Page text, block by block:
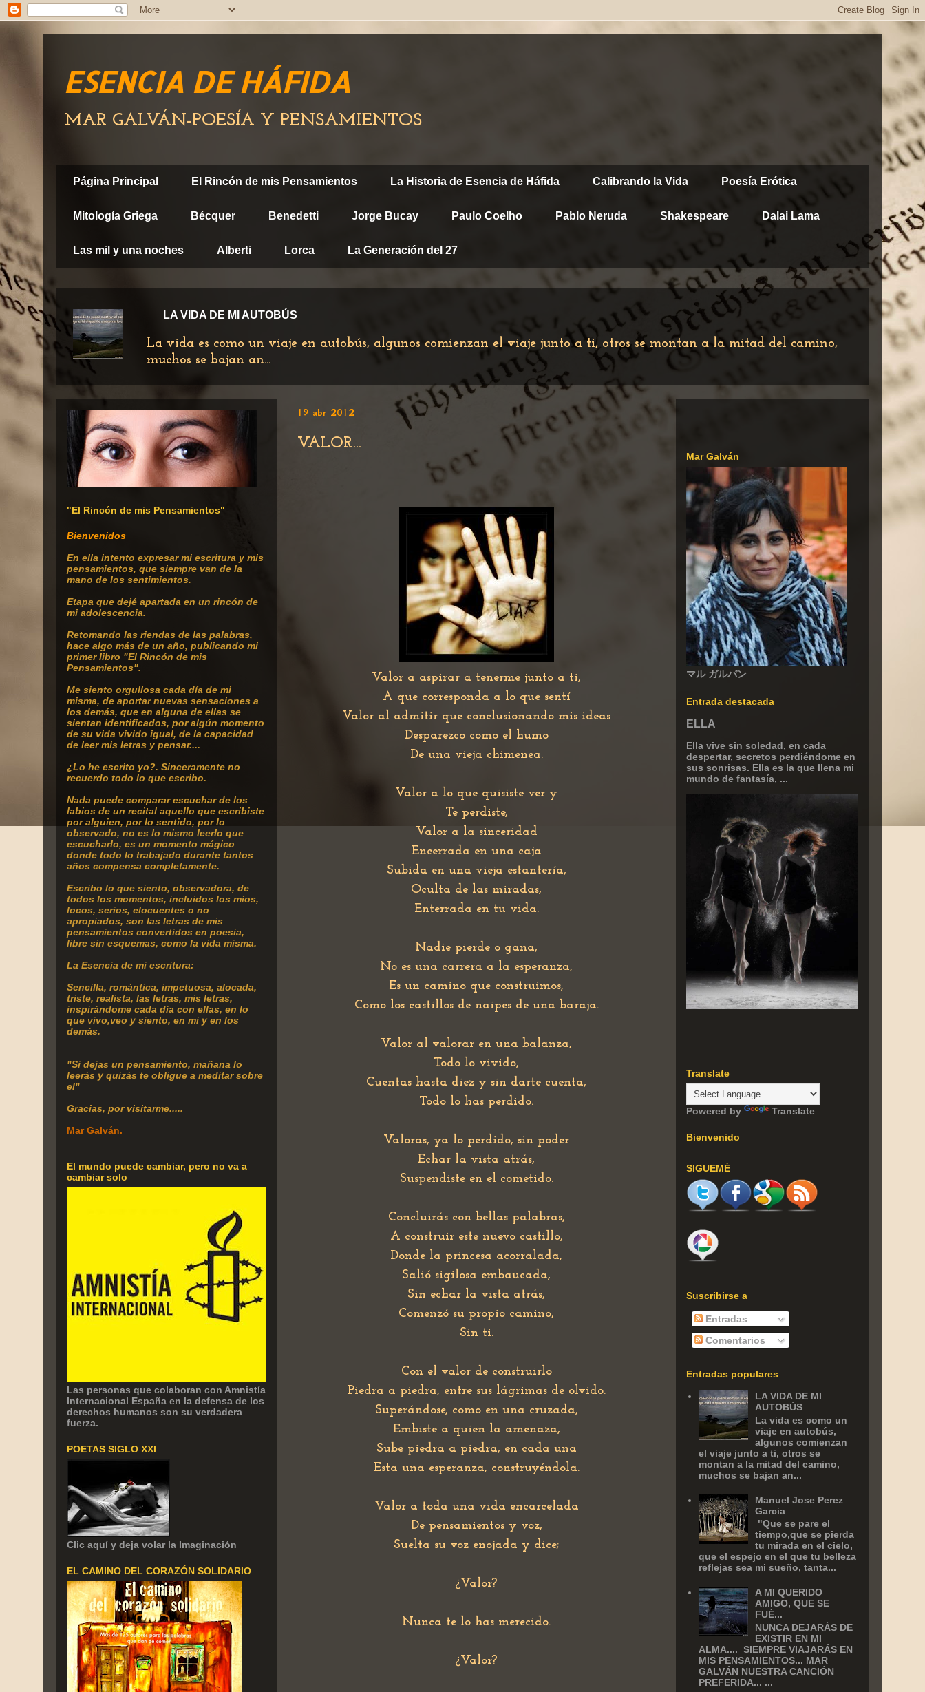
ESENCIA DE HÁFIDA
MAR GALVÁN-POESÍA Y PENSAMIENTOS
Página Principal El Rincón de mis Pensamientos La Historia de Esencia de Háfida Calibrando la Vida Poesía Erótica
Mitología Griega Bécquer Benedetti Jorge Bucay Paulo Coelho Pablo Neruda Shakespeare Dalai Lama
Las mil y una noches Alberti Lorca La Generación del 27
LA VIDA DE MI AUTOBÚS
La vida es como un viaje en autobús, algunos comienzan el viaje junto a ti, otros se montan a la mitad del camino,
muchos se bajan an...
19 abr 2012
VALOR...
Valor a aspirar a tenerme junto a ti,
A que corresponda a lo que sentí
Valor al admitir que conclusionando mis ideas
Desparezco como el humo
De una vieja chimenea.
Valor a lo que quisiste ver y
Te perdiste,
Valor a la sinceridad
Encerrada en una caja
Subida en una vieja estantería,
Oculta de las miradas,
Enterrada en tu vida.
Nadie pierde o gana,
No es una carrera a la esperanza,
Es un camino que construimos,
Como los castillos de naipes de una baraja.
Valor al valorar en una balanza,
Todo lo vivido,
Cuentas hasta diez y sin darte cuenta,
Todo lo has perdido.
Valoras, ya lo perdido, sin poder
Echar la vista atrás,
Suspendiste en el cometido.
Concluirás con bellas palabras,
A construir este nuevo castillo,
Donde la princesa acorralada,
Salió sigilosa embaucada,
Sin echar la vista atrás,
Comenzó su propio camino,
Sin ti.
Con el valor de construirlo
Piedra a piedra, entre sus lágrimas de olvido.
Superándose, como en una cruzada,
Embiste a quien la amenaza,
Sube piedra a piedra, en cada una
Esta una esperanza, construyéndola.
Valor a toda una vida encarcelada
De pensamientos y voz,
Suelta su voz enojada y dice;
¿Valor?
Nunca te lo has merecido.
¿Valor?
"El Rincón de mis Pensamientos"
Bienvenidos
En ella intento expresar mi escritura y mis
pensamientos, que siempre van de la
mano de los sentimientos.
Etapa que dejé apartada en un rincón de
mi adolescencia.
Retomando las riendas de las palabras,
hace algo más de un año, publicando mi
primer libro "El Rincón de mis
Pensamientos".
Me siento orgullosa cada día de mi
misma, de aportar nuevas sensaciones a
los demás, que en alguna de ellas se
sientan identificados, por algún momento
de su vida vivido igual, de la capacidad
de leer mis letras y pensar....
¿Lo he escrito yo?. Sinceramente no
recuerdo todo lo que escribo.
Nada puede comparar escuchar de los
labios de un recital aquello que escribiste
por alguien, por lo sentido, por lo
observado, no es lo mismo leerlo que
escucharlo, es un momento mágico
donde todo lo trabajado durante tantos
años compensa completamente.
Escribo lo que siento, observadora, de
todos los momentos, incluidos los míos,
locos, serios, elocuentes o no
apropiados, son las letras de mis
pensamientos convertidos en poesia,
libre sin esquemas, como la vida misma.
La Esencia de mi escritura:
Sencilla, romántica, impetuosa, alocada,
triste, realista, las letras, mis letras,
inspirándome cada día con ellas, en lo
que vivo,veo y siento, en mi y en los
demás.
"Si dejas un pensamiento, mañana lo
leerás y quizás te obligue a meditar sobre
el"
Gracias, por visitarme.....
Mar Galván.
El mundo puede cambiar, pero no va a
cambiar solo
Las personas que colaboran con Amnistía
Internacional España en la defensa de los
derechos humanos son su verdadera
fuerza.
POETAS SIGLO XXI
Clic aquí y deja volar la Imaginación
EL CAMINO DEL CORAZÓN SOLIDARIO
Mar Galván
マル ガルバン
Entrada destacada
ELLA
Ella vive sin soledad, en cada
despertar, secretos perdiéndome en
sus sonrisas. Ella es la que llena mi
mundo de fantasía, ...
Translate
Powered by Translate
Bienvenido
SIGUEMÉ
Suscribirse a
Entradas
Comentarios
Entradas populares
LA VIDA DE MI
AUTOBÚS
La vida es como un
viaje en autobús,
algunos comienzan
el viaje junto a ti, otros se
montan a la mitad del camino,
muchos se bajan an...
Manuel Jose Perez
Garcia
‎ "Que se pare el
tiempo,que se pierda
tu mirada en el cielo,
que el espejo en el que tu belleza
reflejas sea mi sueño, tanta...
A MI QUERIDO
AMIGO, QUE SE
FUÉ...
NUNCA DEJARÁS DE
EXISTIR EN MI
ALMA.... SIEMPRE VIAJARÁS EN
MIS PENSAMIENTOS... MAR
GALVÁN NUESTRA CANCIÓN
PREFERIDA... ...